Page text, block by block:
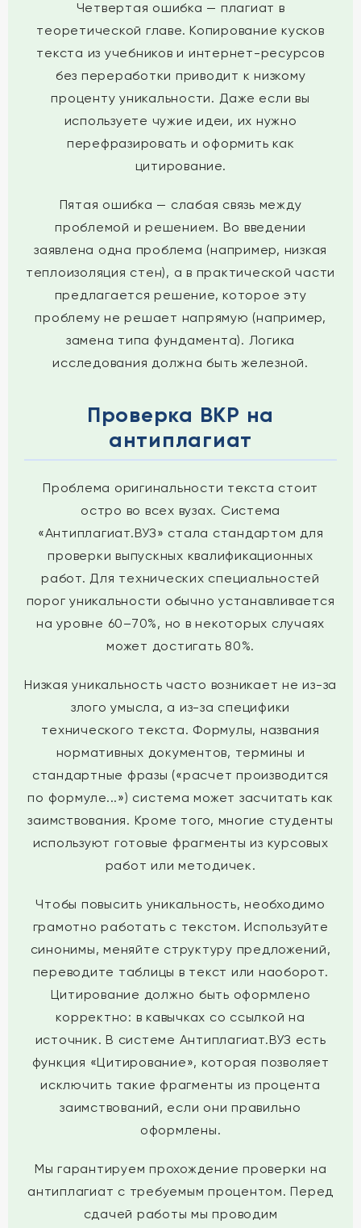
Четвертая ошибка — плагиат в
теоретической главе. Копирование кусков
текста из учебников и интернет-ресурсов
без переработки приводит к низкому
проценту уникальности. Даже если вы
используете чужие идеи, их нужно
перефразировать и оформить как
цитирование.
Пятая ошибка — слабая связь между
проблемой и решением. Во введении
заявлена одна проблема (например, низкая
теплоизоляция стен), а в практической части
предлагается решение, которое эту
проблему не решает напрямую (например,
замена типа фундамента). Логика
исследования должна быть железной.
Проверка ВКР на
антиплагиат
Проблема оригинальности текста стоит
остро во всех вузах. Система
«Антиплагиат.ВУЗ» стала стандартом для
проверки выпускных квалификационных
работ. Для технических специальностей
порог уникальности обычно устанавливается
на уровне 60–70%, но в некоторых случаях
может достигать 80%.
Низкая уникальность часто возникает не из-за
злого умысла, а из-за специфики
технического текста. Формулы, названия
нормативных документов, термины и
стандартные фразы («расчет производится
по формуле...») система может засчитать как
заимствования. Кроме того, многие студенты
используют готовые фрагменты из курсовых
работ или методичек.
Чтобы повысить уникальность, необходимо
грамотно работать с текстом. Используйте
синонимы, меняйте структуру предложений,
переводите таблицы в текст или наоборот.
Цитирование должно быть оформлено
корректно: в кавычках со ссылкой на
источник. В системе Антиплагиат.ВУЗ есть
функция «Цитирование», которая позволяет
исключить такие фрагменты из процента
заимствований, если они правильно
оформлены.
Мы гарантируем прохождение проверки на
антиплагиат с требуемым процентом. Перед
сдачей работы мы проводим